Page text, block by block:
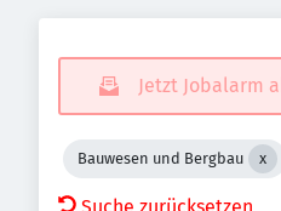
Jetzt Jobalarm
Bauwesen und Bergbau